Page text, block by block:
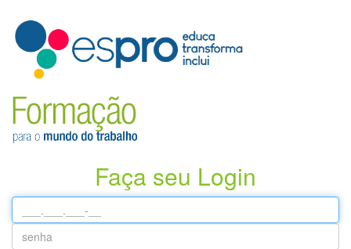
Faça seu Login